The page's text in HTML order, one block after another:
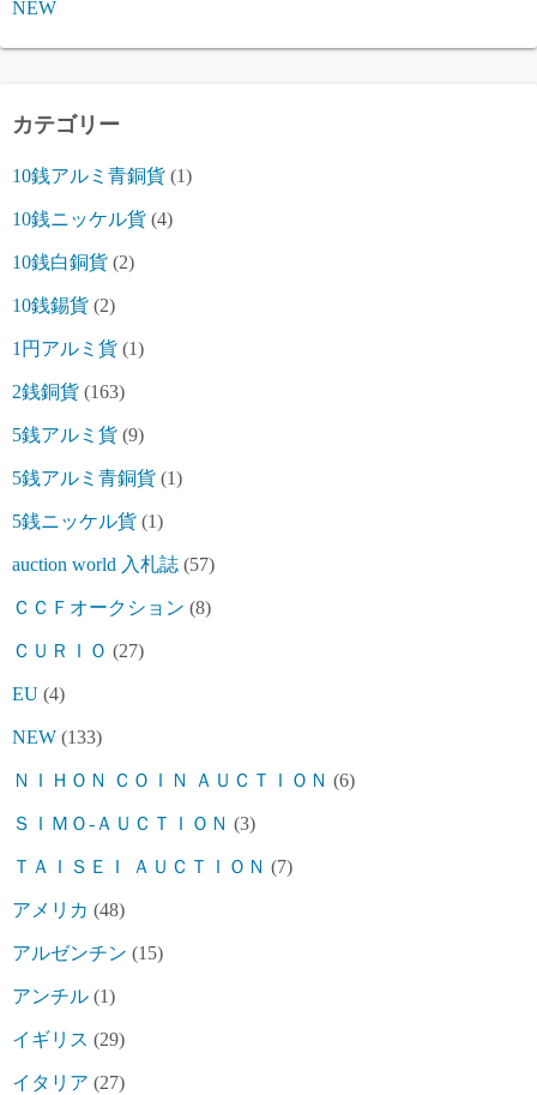
NEW
カテゴリー
10銭アルミ青銅貨 (1)
10銭ニッケル貨 (4)
10銭白銅貨 (2)
10銭錫貨 (2)
1円アルミ貨 (1)
2銭銅貨 (163)
5銭アルミ貨 (9)
5銭アルミ青銅貨 (1)
5銭ニッケル貨 (1)
auction world 入札誌 (57)
ＣＣＦオークション (8)
ＣＵＲＩＯ (27)
EU (4)
NEW (133)
ＮＩＨＯＮ ＣＯＩＮ ＡＵＣＴＩＯＮ (6)
ＳＩＭＯ-ＡＵＣＴＩＯＮ (3)
ＴＡＩＳＥＩ ＡＵＣＴＩＯＮ (7)
アメリカ (48)
アルゼンチン (15)
アンチル (1)
イギリス (29)
イタリア (27)